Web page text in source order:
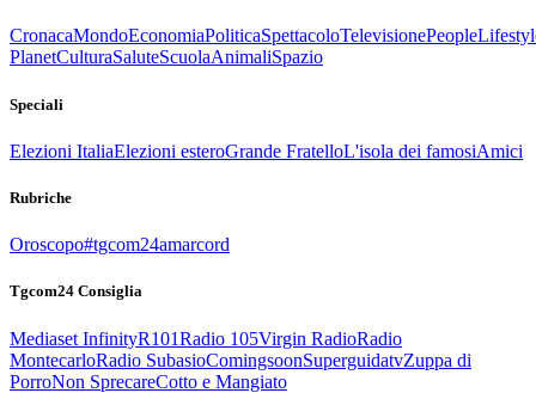
CronacaMondoEconomiaPoliticaSpettacoloTelevisionePeople
PlanetCulturaSaluteScuolaAnimaliSpazio
Speciali
Elezioni ItaliaElezioni esteroGrande FratelloL'isola dei famosiAmici
Rubriche
Oroscopo#tgcom24amarcord
Tgcom24 Consiglia
Mediaset InfinityR101Radio 105Virgin RadioRadio
MontecarloRadio SubasioComingsoonSuperguidatvZuppa di
PorroNon SprecareCotto e Mangiato